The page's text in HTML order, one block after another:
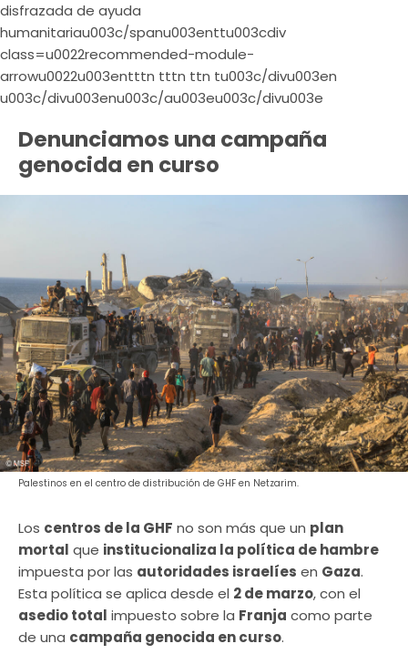
disfrazada de ayuda
humanitariau003c/spanu003enttu003cdiv
class=u0022recommended-module-
arrowu0022u003entttn tttn ttn tu003c/divu003en
u003c/divu003enu003c/au003eu003c/divu003e
Denunciamos una campaña
genocida en curso
Palestinos en el centro de distribución de GHF en Netzarim.
Los centros de la GHF no son más que un plan
mortal que institucionaliza la política de hambre
impuesta por las autoridades israelíes en Gaza.
Esta política se aplica desde el 2 de marzo, con el
asedio total impuesto sobre la Franja como parte
de una campaña genocida en curso.